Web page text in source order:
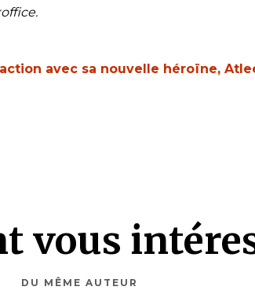
avec sa nouvelle héroïne,
vous
DU MÊME AUTEUR